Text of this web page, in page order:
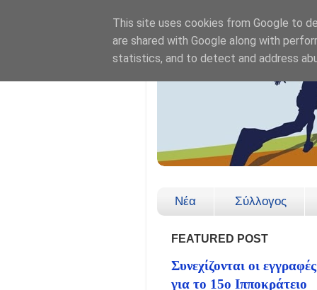
Νέα Σύλλογος
FEATURED POST
Συνεχίζονται οι εγγραφές
για το 15ο Ιπποκράτειο
This site uses cookies from Google to
are shared with Google along with
statistics, and to detect and address